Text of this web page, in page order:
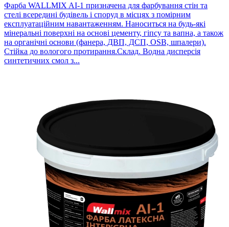
Фарба WALLMIX AI-1 призначена для фарбування стін та
стелі всередині будівель і споруд в місцях з помірним
експлуатаційним навантаженням. Наноситься на будь-які
мінеральні поверхні на основі цементу, гіпсу та вапна, а також
на органічні основи (фанера, ДВП, ДСП, OSB, шпалери).
Стійка до вологого протирання.Склад. Водна дисперсія
синтетичних смол з...